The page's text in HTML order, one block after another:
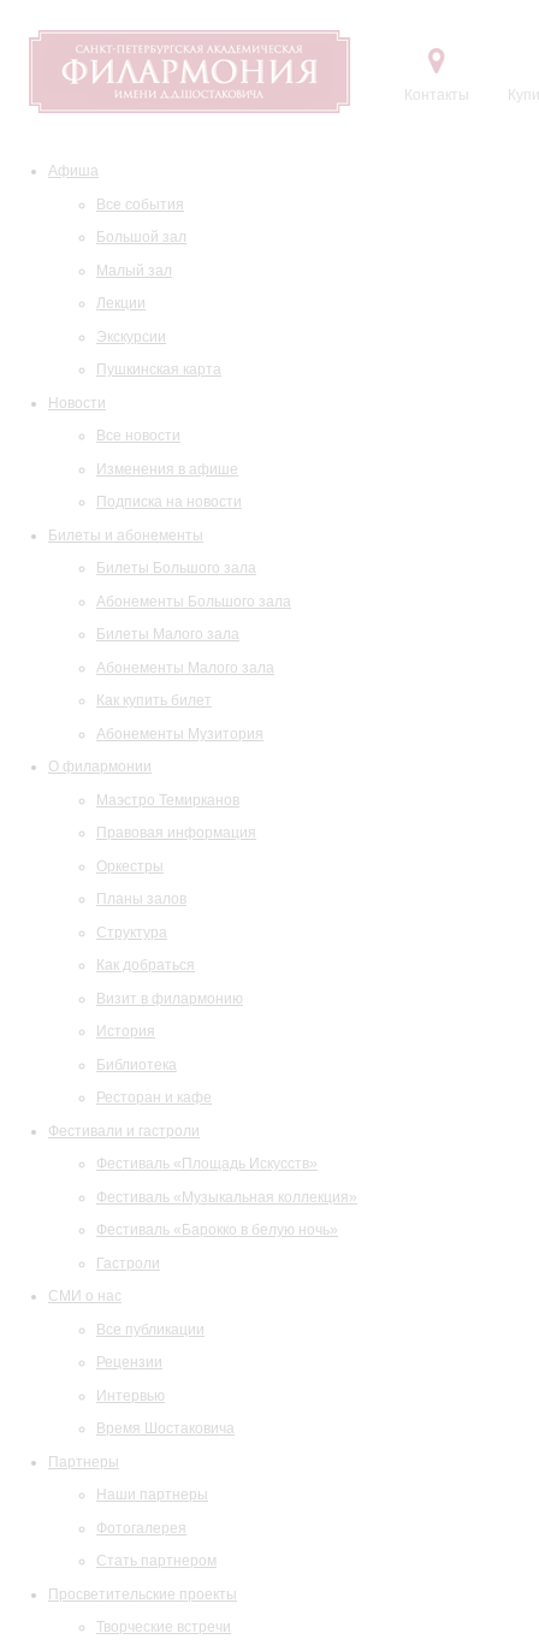
Контакты
Афиша
Все события
Большой зал
Малый зал
Лекции
Экскурсии
Пушкинская карта
Новости
Все новости
Изменения в афише
Подписка на новости
Билеты и абонементы
Билеты Большого зала
Абонементы Большого зала
Билеты Малого зала
Абонементы Малого зала
Как купить билет
Абонементы Музитория
О филармонии
Маэстро Темирканов
Правовая информация
Оркестры
Планы залов
Структура
Как добраться
Визит в филармонию
История
Библиотека
Ресторан и кафе
Фестивали и гастроли
Фестиваль «Площадь Искусств»
Фестиваль «Музыкальная коллекция»
Фестиваль «Барокко в белую ночь»
Гастроли
СМИ о нас
Все публикации
Рецензии
Интервью
Время Шостаковича
Партнеры
Наши партнеры
Фотогалерея
Стать партнером
Просветительские проекты
Творческие встречи